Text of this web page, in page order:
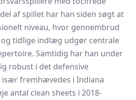
af spillet har han siden søgt at
niveau, hvor gennembrud
og tidlige indlæg udgør centrale
Samtidig har han under
robust i det defensive
fremhævedes i Indiana
antal clean sheets i 2018-